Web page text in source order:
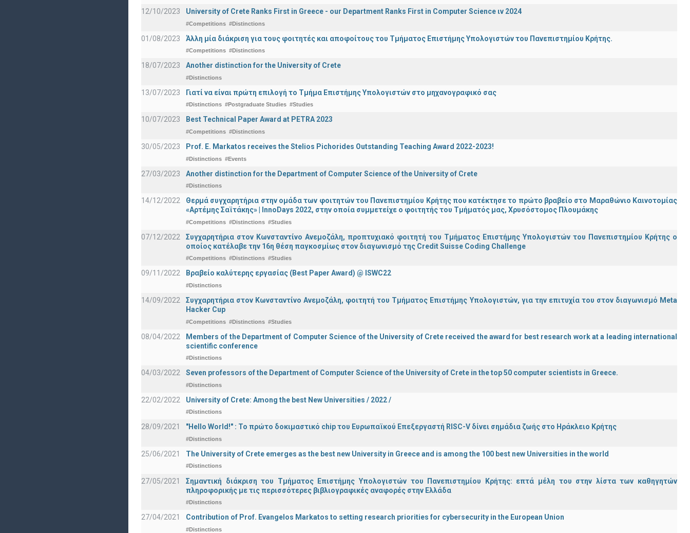
12/10/2023 University of Crete Ranks First in Greece - our Department Ranks First in Computer Science ιν 2024
#Competitions #Distinctions
01/08/2023 Άλλη μία διάκριση για τους φοιτητές και αποφοίτους του Τμήματος Επιστήμης Υπολογιστών του Πανεπιστημίου Κρήτης.
#Competitions #Distinctions
18/07/2023 Another distinction for the University of Crete
#Distinctions
13/07/2023 Γιατί να είναι πρώτη επιλογή το Τμήμα Επιστήμης Υπολογιστών στο μηχανογραφικό σας
#Distinctions #Postgraduate Studies #Studies
10/07/2023 Best Technical Paper Award at PETRA 2023
#Competitions #Distinctions
30/05/2023 Prof. E. Markatos receives the Stelios Pichorides Outstanding Teaching Award 2022-2023!
#Distinctions #Events
27/03/2023 Another distinction for the Department of Computer Science of the University of Crete
#Distinctions
14/12/2022
Θερμά συγχαρητήρια στην ομάδα των φοιτητών του Πανεπιστημίου Κρήτης που κατέκτησε το πρώτο βραβείο στο Μαραθώνιο Καινοτομίας
«Αρτέμης Σαϊτάκης» | InnoDays 2022, στην οποία συμμετείχε ο φοιτητής του Τμήματός μας, Χρυσόστομος Πλουμάκης
#Competitions #Distinctions #Studies
07/12/2022
Συγχαρητήρια στον Κωνσταντίνο Ανεμοζάλη, προπτυχιακό φοιτητή του Τμήματος Επιστήμης Υπολογιστών του Πανεπιστημίου Κρήτης ο
οποίος κατέλαβε την 16η θέση παγκοσμίως στον διαγωνισμό της Credit Suisse Coding Challenge
#Competitions #Distinctions #Studies
09/11/2022 Βραβείο καλύτερης εργασίας (Best Paper Award) @ ISWC22
#Distinctions
14/09/2022
Συγχαρητήρια στον Κωνσταντίνο Ανεμοζάλη, φοιτητή του Τμήματος Επιστήμης Υπολογιστών, για την επιτυχία του στον διαγωνισμό Meta
Hacker Cup
#Competitions #Distinctions #Studies
08/04/2022
Members of the Department of Computer Science of the University of Crete received the award for best research work at a leading international
scientific conference
#Distinctions
04/03/2022 Seven professors of the Department of Computer Science of the University of Crete in the top 50 computer scientists in Greece.
#Distinctions
22/02/2022 University of Crete: Among the best New Universities / 2022 /
#Distinctions
28/09/2021 "Hello World!" : Το πρώτο δοκιμαστικό chip του Ευρωπαϊκού Επεξεργαστή RISC-V δίνει σημάδια ζωής στο Ηράκλειο Κρήτης
#Distinctions
25/06/2021 The University of Crete emerges as the best new University in Greece and is among the 100 best new Universities in the world
#Distinctions
27/05/2021
Σημαντική διάκριση του Τμήματος Επιστήμης Υπολογιστών του Πανεπιστημίου Κρήτης: επτά μέλη του στην λίστα των καθηγητών
πληροφορικής με τις περισσότερες βιβλιογραφικές αναφορές στην Ελλάδα
#Distinctions
27/04/2021 Contribution of Prof. Evangelos Markatos to setting research priorities for cybersecurity in the European Union
#Distinctions